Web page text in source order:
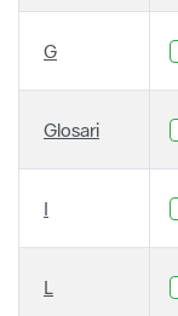
G
Glosari
I
L